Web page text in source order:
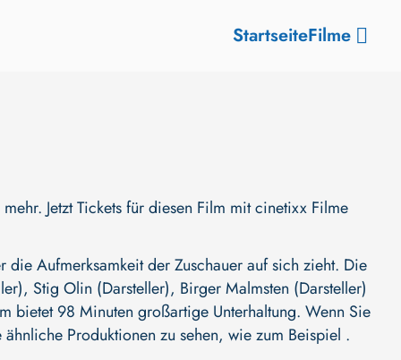
StartseiteFilme
Jetzt Tickets für diesen Film mit cinetixx Filme
Aufmerksamkeit der Zuschauer auf sich zieht. Die
, Stig Olin (Darsteller), Birger Malmsten (Darsteller)
bietet 98 Minuten großartige Unterhaltung. Wenn Sie
Produktionen zu sehen, wie zum Beispiel .